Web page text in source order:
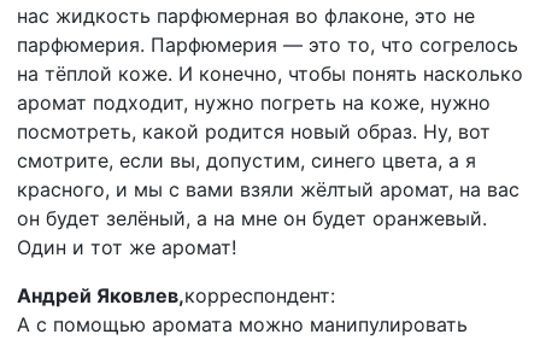
нас жидкость парфюмерная во флаконе, это не
парфюмерия. Парфюмерия — это то, что согрелось
на тёплой коже. И конечно, чтобы понять насколько
аромат подходит, нужно погреть на коже, нужно
посмотреть, какой родится новый образ. Ну, вот
смотрите, если вы, допустим, синего цвета, а я
красного, и мы с вами взяли жёлтый аромат, на вас
он будет зелёный, а на мне он будет оранжевый.
Один и тот же аромат!
Андрей Яковлев,корреспондент:
А с помощью аромата можно манипулировать